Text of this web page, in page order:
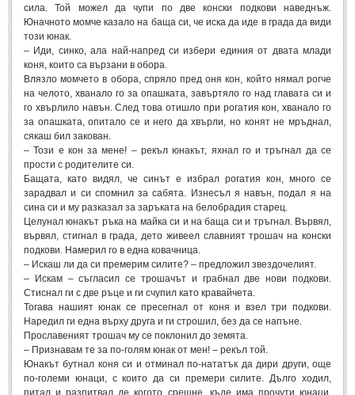
Осми март (11)
Баба Марта
Свети Валентин
Коледа (8)
Сватбa
SMS-И
SMS-И
Любовни SMS-и
Забавни SMS-и
SMS-и за приятели
МЪДРОСТИ
МЪДРОСТИ - КАТЕГОРИИ
сила. Той можел да чупи по две конски подкови наведнъж.
Юначното момче казало на баща си, че иска да иде в града да види
този юнак.
– Иди, синко, ала най-напред си избери единия от двата млади
коня, които са вързани в обора.
Влязло момчето в обора, спряло пред оня кон, който нямал рогче
на челото, хванало го за опашката, завъртяло го над главата си и
го хвърлило навън. След това отишло при рогатия кон, хванало го
за опашката, опитало се и него да хвърли, но конят не мръднал,
сякаш бил закован.
– Този е кон за мене! – рекъл юнакът, яхнал го и тръгнал да се
прости с родителите си.
Бащата, като видял, че синът е избрал рогатия кон, много се
зарадвал и си спомнил за сабята. Изнесъл я навън, подал я на
сина си и му разказал за заръката на белобрадия старец.
Целунал юнакът ръка на майка си и на баща си и тръгнал. Вървял,
вървял, стигнал в града, дето живеел славният трошач на конски
подкови. Намерил го в една ковачница.
– Искаш ли да си премерим силите? – предложил звездочелият.
– Искам – съгласил се трошачът и грабнал две нови подкови.
Стиснал ги с две ръце и ги счупил като кравайчета.
Тогава нашият юнак се пресегнал от коня и взел три подкови.
Наредил ги една върху друга и ги строшил, без да се напъне.
Прославеният трошач му се поклонил до земята.
– Признавам те за по-голям юнак от мен! – рекъл той.
Юнакът бутнал коня си и отминал по-нататък да дири други, още
по-големи юнаци, с които да си премери силите. Дълго ходил,
питал и разпитвал де когото срещне, къде има прочути юнаци.